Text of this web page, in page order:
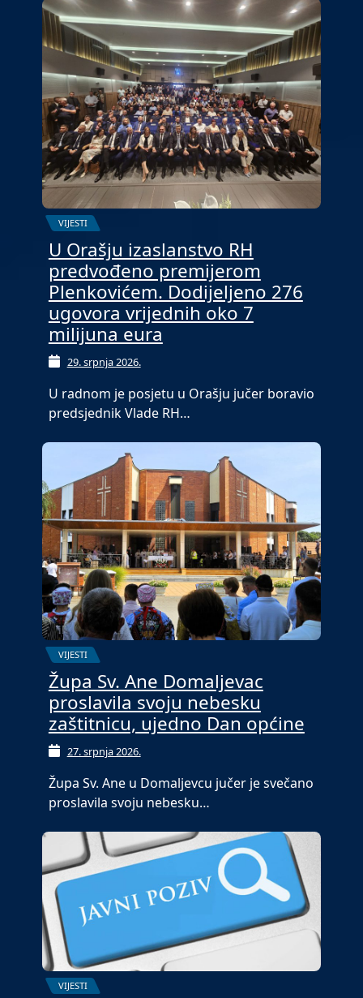
VIJESTI
U Orašju izaslanstvo RH
predvođeno premijerom
Plenkovićem. Dodijeljeno 276
ugovora vrijednih oko 7
milijuna eura
29. srpnja 2026.
U radnom je posjetu u Orašju jučer boravio
predsjednik Vlade RH…
VIJESTI
Župa Sv. Ane Domaljevac
proslavila svoju nebesku
zaštitnicu, ujedno Dan općine
27. srpnja 2026.
Župa Sv. Ane u Domaljevcu jučer je svečano
proslavila svoju nebesku…
VIJESTI